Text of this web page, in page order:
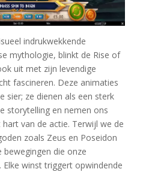
indrukwekkende
mythologie, blinkt de Rise of
uit met zijn levendige
fascineren. Deze animaties
sier; ze dienen als een sterk
storytelling en nemen ons
van de actie. Terwijl we de
zoals Zeus en Poseidon
die onze
winst triggert opwindende